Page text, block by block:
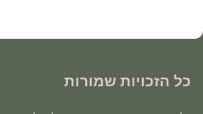
כל הזכויות שמורות